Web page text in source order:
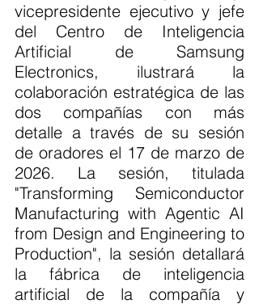
vicepresidente ejecutivo y jefe
del Centro de Inteligencia
Artificial de Samsung
Electronics, ilustrará la
colaboración estratégica de las
dos compañías con más
detalle a través de su sesión
de oradores el 17 de marzo de
2026. La sesión, titulada
"Transforming Semiconductor
Manufacturing with Agentic AI
from Design and Engineering to
Production", la sesión detallará
la fábrica de inteligencia
artificial de la compañía y